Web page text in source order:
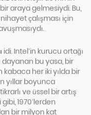
araya gelmesiydi. Bu,
çalışması için
idi. Intel’in kurucu ortağı
dayanan bu yasa, bir
kabaca her iki yılda bir
yıllar boyunca
ve üssel bir artış
1970’lerden
bir milyon kat